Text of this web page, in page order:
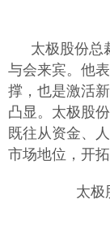
太极股份总
与会来宾。他
撑，也是激活
凸显。太极股
既往从资金、
市场地位，开拓
太极